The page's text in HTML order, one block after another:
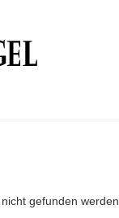
gefunden werden.